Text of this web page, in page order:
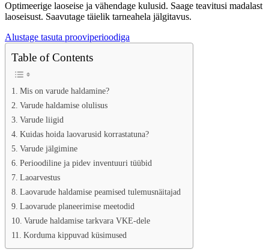
Optimeerige laoseise ja vähendage kulusid. Saage teavitusi madalast
laoseisust. Saavutage täielik tarneahela jälgitavus.
Alustage tasuta prooviperioodiga
Table of Contents
Mis on varude haldamine?
Varude haldamise olulisus
Varude liigid
Kuidas hoida laovarusid korrastatuna?
Varude jälgimine
Perioodiline ja pidev inventuuri tüübid
Laoarvestus
Laovarude haldamise peamised tulemusnäitajad
Laovarude planeerimise meetodid
Varude haldamise tarkvara VKE-dele
Korduma kippuvad küsimused